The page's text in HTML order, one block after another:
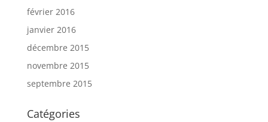
février 2016
janvier 2016
décembre 2015
novembre 2015
septembre 2015
Catégories